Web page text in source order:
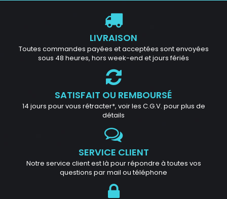
LIVRAISON
Toutes commandes payées et acceptées sont envoyées
sous 48 heures, hors week-end et jours fériés
SATISFAIT OU REMBOURSÉ
14 jours pour vous rétracter*, voir les C.G.V. pour plus de
détails
SERVICE CLIENT
Notre service client est là pour répondre à toutes vos
questions par mail ou téléphone